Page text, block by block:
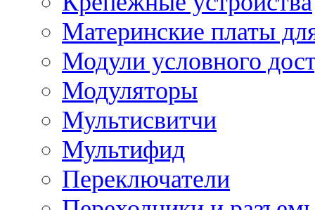
Материнские платы
Модули условного
Модуляторы
Мультисвитчи
Мультифид
Переключатели